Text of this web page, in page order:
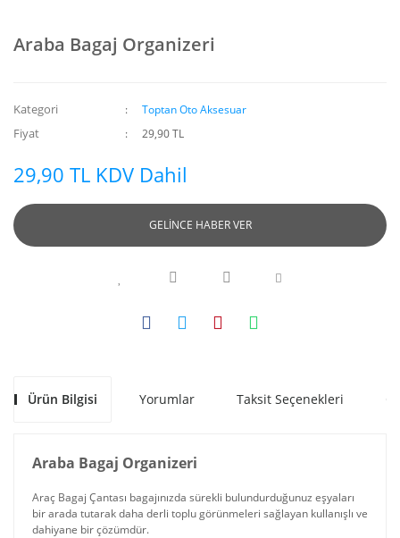
Araba Bagaj Organizeri
Kategori Toptan Oto Aksesuar
Fiyat 29,90 TL
29,90 TL KDV Dahil
GELİNCE HABER VER
Ürün Bilgisi Yorumlar Taksit Seçenekleri
Araba Bagaj Organizeri
Araç Bagaj Çantası bagajınızda sürekli bulundurduğunuz eşyaları
bir arada tutarak daha derli toplu görünmeleri sağlayan kullanışlı ve
dahiyane bir çözümdür.